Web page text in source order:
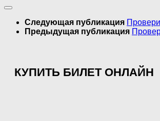
Следующая публикация
Предыдущая публикация
КУПИТЬ БИЛЕТ ОНЛАЙН